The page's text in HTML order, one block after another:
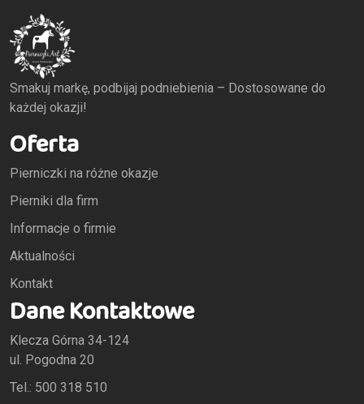
Smakuj markę, podbijaj podniebienia – Dostosowane do
każdej okazji!
Oferta
Pierniczki na różne okazje
Pierniki dla firm
Informacje o firmie
Aktualności
Kontakt
Dane Kontaktowe
Klecza Górna 34-124
ul. Pogodna 20
Tel.: 500 318 510